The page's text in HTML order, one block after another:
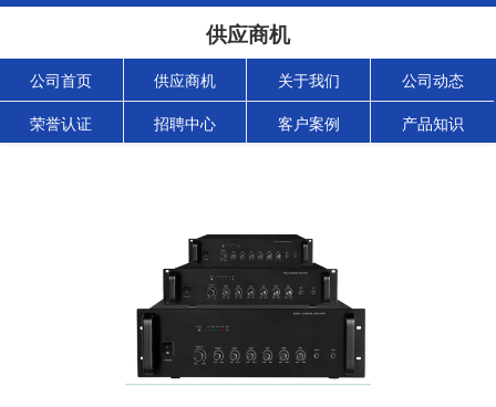
供应商机
公司首页 供应商机 关于我们 公司动态
荣誉认证 招聘中心 客户案例 产品知识